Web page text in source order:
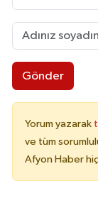
Gönder
Yorum yazarak
ve tüm
Afyon Haber